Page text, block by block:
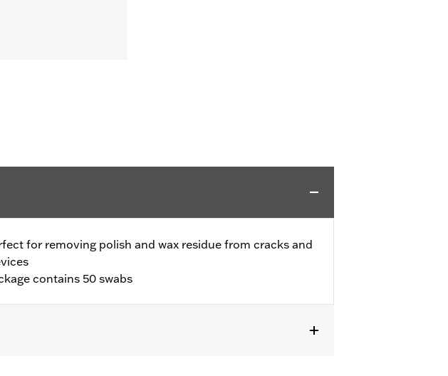
for removing polish and wax residue from cracks and
contains 50 swabs